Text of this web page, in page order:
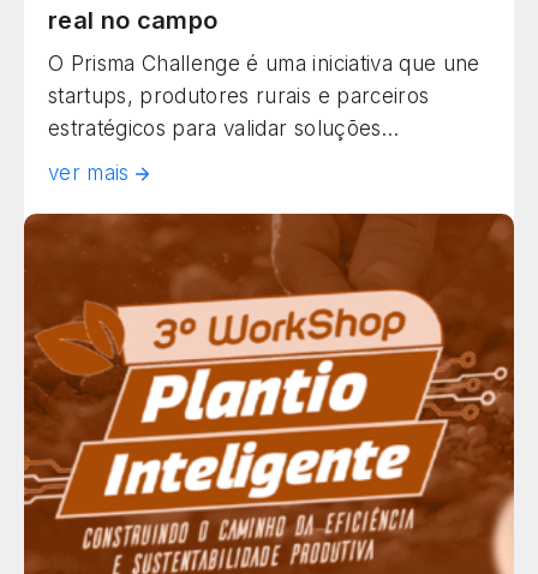
real no campo
O Prisma Challenge é uma iniciativa que une
startups, produtores rurais e parceiros
estratégicos para validar soluções
tecnológicas em condições reais de campo.
acelera a inovação no agronegócio,
aproximando tecnologia e produtividade de
forma prática, sustentável e colaborativa.
ver mais